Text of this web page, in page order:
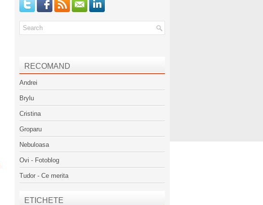
RECOMAND
Andrei
Brylu
Cristina
Groparu
Nebuloasa
Ovi - Fotoblog
Tudor - Ce merita
ETICHETE